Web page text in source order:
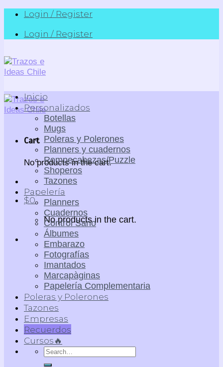
Skip
content
Login / Register
Login / Register
Cart
No products in the cart.
$0
No products in the cart.
Inicio
Personalizados
Botellas
Mugs
Poleras y Polerones
Planners y cuadernos
Rompecabezas/Puzzle
Shoperos
Tazones
Papelería
Planners
Cuadernos
Control Sano
Álbumes
Embarazo
Fotografías
Imantados
Marcapàginas
Papelería Complementaria
Poleras y Polerones
Tazones
Empresas
Recuerdos
Cursos🔥
Search
for: